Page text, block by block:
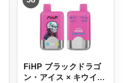
0
0
で
し
た
。
5
0
で
す
。
FiHP ブラックドラゴ
ン・アイス × キウイ・